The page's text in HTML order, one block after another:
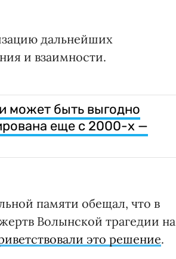
дальнейших
и взаимности.
может быть выгодно
еще с 2000-х —
памяти обещал, что в
Волынской трагедии на
это решение.